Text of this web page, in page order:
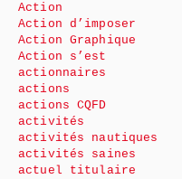
Action
Action d’imposer
Action Graphique
Action s’est
actionnaires
actions
actions CQFD
activités
activités nautiques
activités saines
actuel titulaire